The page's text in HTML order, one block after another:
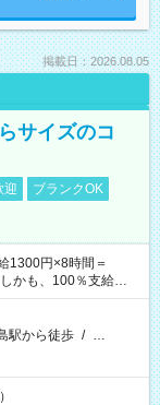
掲載日：2026.08.05
サイズのコ
迎
ブランクOK
円×8時間＝
かも、100％支給な
駅から徒歩 / …